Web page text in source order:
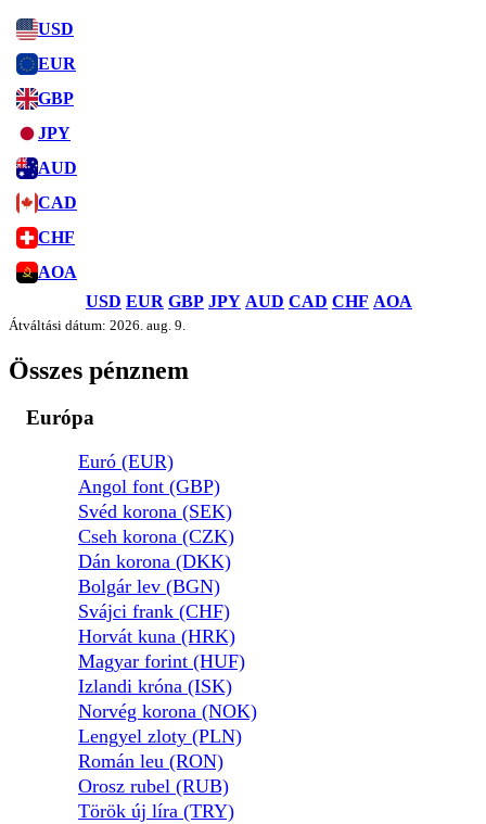
USD
EUR
GBP
JPY
AUD
CAD
CHF
AOA
USD EUR GBP JPY AUD CAD CHF AOA
Átváltási dátum: 2026. aug. 9.
Összes pénznem
Európa
Euró (EUR)
Angol font (GBP)
Svéd korona (SEK)
Cseh korona (CZK)
Dán korona (DKK)
Bolgár lev (BGN)
Svájci frank (CHF)
Horvát kuna (HRK)
Magyar forint (HUF)
Izlandi króna (ISK)
Norvég korona (NOK)
Lengyel zloty (PLN)
Román leu (RON)
Orosz rubel (RUB)
Török új líra (TRY)